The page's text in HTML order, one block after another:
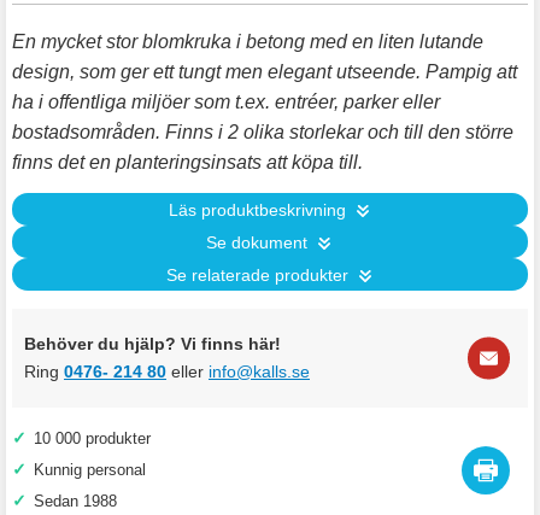
En mycket stor blomkruka i betong med en liten lutande
design, som ger ett tungt men elegant utseende. Pampig att
ha i offentliga miljöer som t.ex. entréer, parker eller
bostadsområden. Finns i 2 olika storlekar och till den större
finns det en planteringsinsats att köpa till.
Läs produktbeskrivning
Se dokument
Se relaterade produkter
Behöver du hjälp? Vi finns här!
Ring 0476- 214 80 eller info@kalls.se
✓ 10 000 produkter
✓ Kunnig personal
✓ Sedan 1988